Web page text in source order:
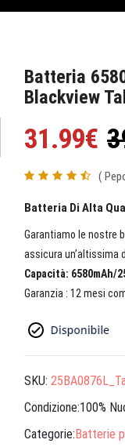
Batteria
Blackview
31.99€
(
Batteria Di Alta
Garantiamo le nostre
assicura un’altissima
Capacità: 6580mAh/
Garanzia : 12 mesi
SKU:
Condizione:100%
Categorie:Batterie